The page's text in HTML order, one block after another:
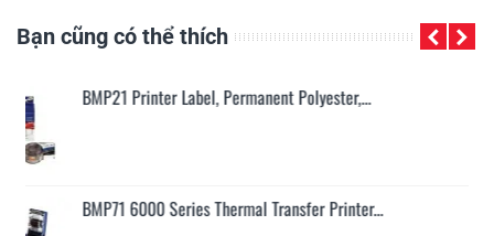
Bạn cũng có thể thích
Brady PTL-11-498, Vinyl Cloth, Màu Trắng,...
Brady PTL-17-498, Vinyl Cloth, Màu Trắng,...